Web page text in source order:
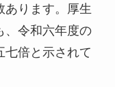
あります。厚生
、令和六年度の
七倍と示されて